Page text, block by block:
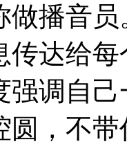
做播音
传达给
强调自
圆，不